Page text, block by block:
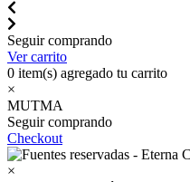
Seguir comprando
Ver carrito
0 item(s) agregado tu carrito
×
MUTMA
Seguir comprando
Checkout
×